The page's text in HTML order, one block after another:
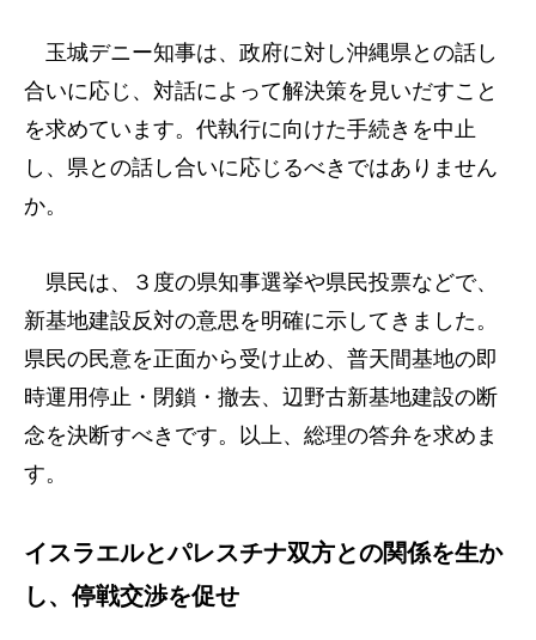
玉城デニー知事は、政府に対し沖縄県との話し
合いに応じ、対話によって解決策を見いだすこと
を求めています。代執行に向けた手続きを中止
し、県との話し合いに応じるべきではありません
か。
県民は、３度の県知事選挙や県民投票などで、
新基地建設反対の意思を明確に示してきました。
県民の民意を正面から受け止め、普天間基地の即
時運用停止・閉鎖・撤去、辺野古新基地建設の断
念を決断すべきです。以上、総理の答弁を求めま
す。
イスラエルとパレスチナ双方との関係を生か
し、停戦交渉を促せ